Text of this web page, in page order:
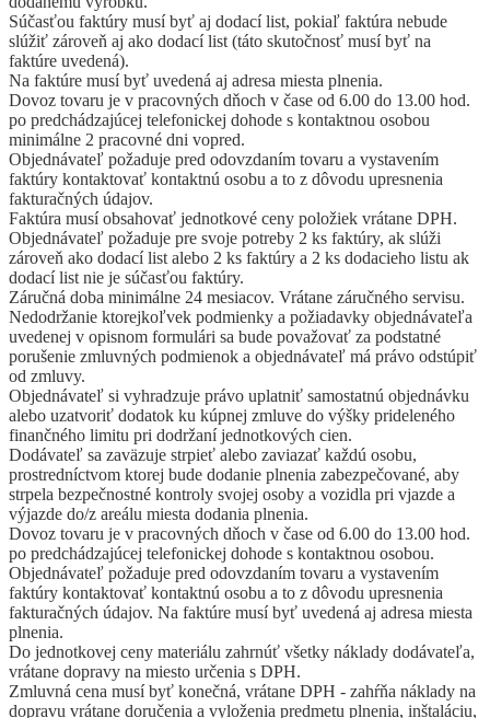
Súčasťou faktúry musí byť aj dodací list, pokiaľ faktúra nebude
slúžiť zároveň aj ako dodací list (táto skutočnosť musí byť na
faktúre uvedená).
Na faktúre musí byť uvedená aj adresa miesta plnenia.
Dovoz tovaru je v pracovných dňoch v čase od 6.00 do 13.00 hod.
po predchádzajúcej telefonickej dohode s kontaktnou osobou
minimálne 2 pracovné dni vopred.
Objednávateľ požaduje pred odovzdaním tovaru a vystavením
faktúry kontaktovať kontaktnú osobu a to z dôvodu upresnenia
fakturačných údajov.
Faktúra musí obsahovať jednotkové ceny položiek vrátane DPH.
Objednávateľ požaduje pre svoje potreby 2 ks faktúry, ak slúži
zároveň ako dodací list alebo 2 ks faktúry a 2 ks dodacieho listu ak
dodací list nie je súčasťou faktúry.
Záručná doba minimálne 24 mesiacov. Vrátane záručného servisu.
Nedodržanie ktorejkoľvek podmienky a požiadavky objednávateľa
uvedenej v opisnom formulári sa bude považovať za podstatné
porušenie zmluvných podmienok a objednávateľ má právo odstúpiť
od zmluvy.
Objednávateľ si vyhradzuje právo uplatniť samostatnú objednávku
alebo uzatvoriť dodatok ku kúpnej zmluve do výšky prideleného
finančného limitu pri dodržaní jednotkových cien.
Dodávateľ sa zaväzuje strpieť alebo zaviazať každú osobu,
prostredníctvom ktorej bude dodanie plnenia zabezpečované, aby
strpela bezpečnostné kontroly svojej osoby a vozidla pri vjazde a
výjazde do/z areálu miesta dodania plnenia.
Dovoz tovaru je v pracovných dňoch v čase od 6.00 do 13.00 hod.
po predchádzajúcej telefonickej dohode s kontaktnou osobou.
Objednávateľ požaduje pred odovzdaním tovaru a vystavením
faktúry kontaktovať kontaktnú osobu a to z dôvodu upresnenia
fakturačných údajov. Na faktúre musí byť uvedená aj adresa miesta
plnenia.
Do jednotkovej ceny materiálu zahrnúť všetky náklady dodávateľa,
vrátane dopravy na miesto určenia s DPH.
Zmluvná cena musí byť konečná, vrátane DPH - zahŕňa náklady na
dopravu vrátane doručenia a vyloženia predmetu plnenia, inštaláciu,